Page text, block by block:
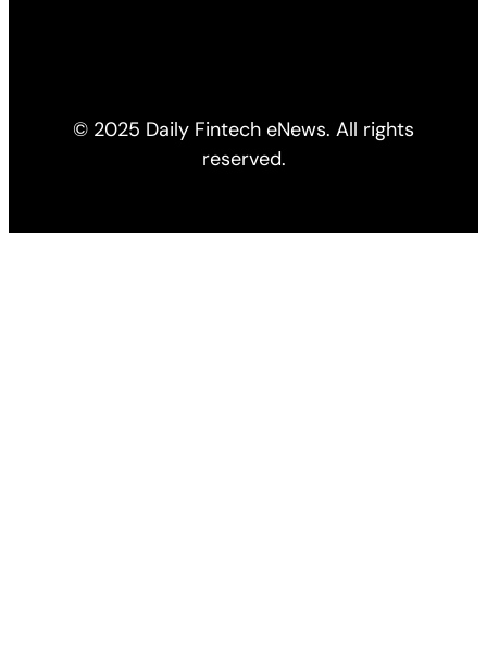
© 2025 Daily Fintech eNews. All rights
reserved.